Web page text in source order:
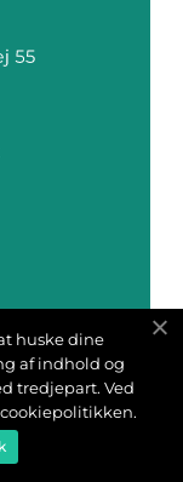
huske dine
af indhold og
tredjepart. Ved